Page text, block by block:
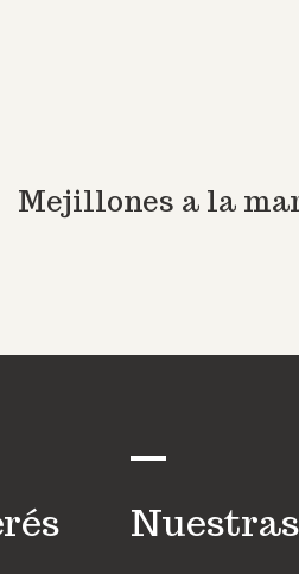
Mejillones a la